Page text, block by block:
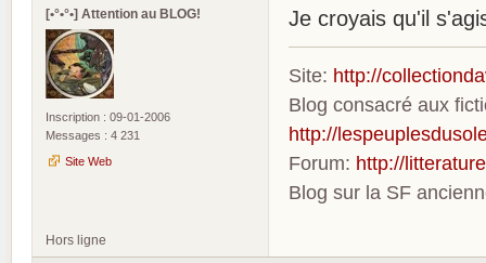
[•°•°•] Attention au BLOG!
Inscription : 09-01-2006
Messages : 4 231
Site Web
Je croyais qu'il
Site: http://
Blog consacré aux
http://
Forum: http://
Blog sur la SF
Hors ligne